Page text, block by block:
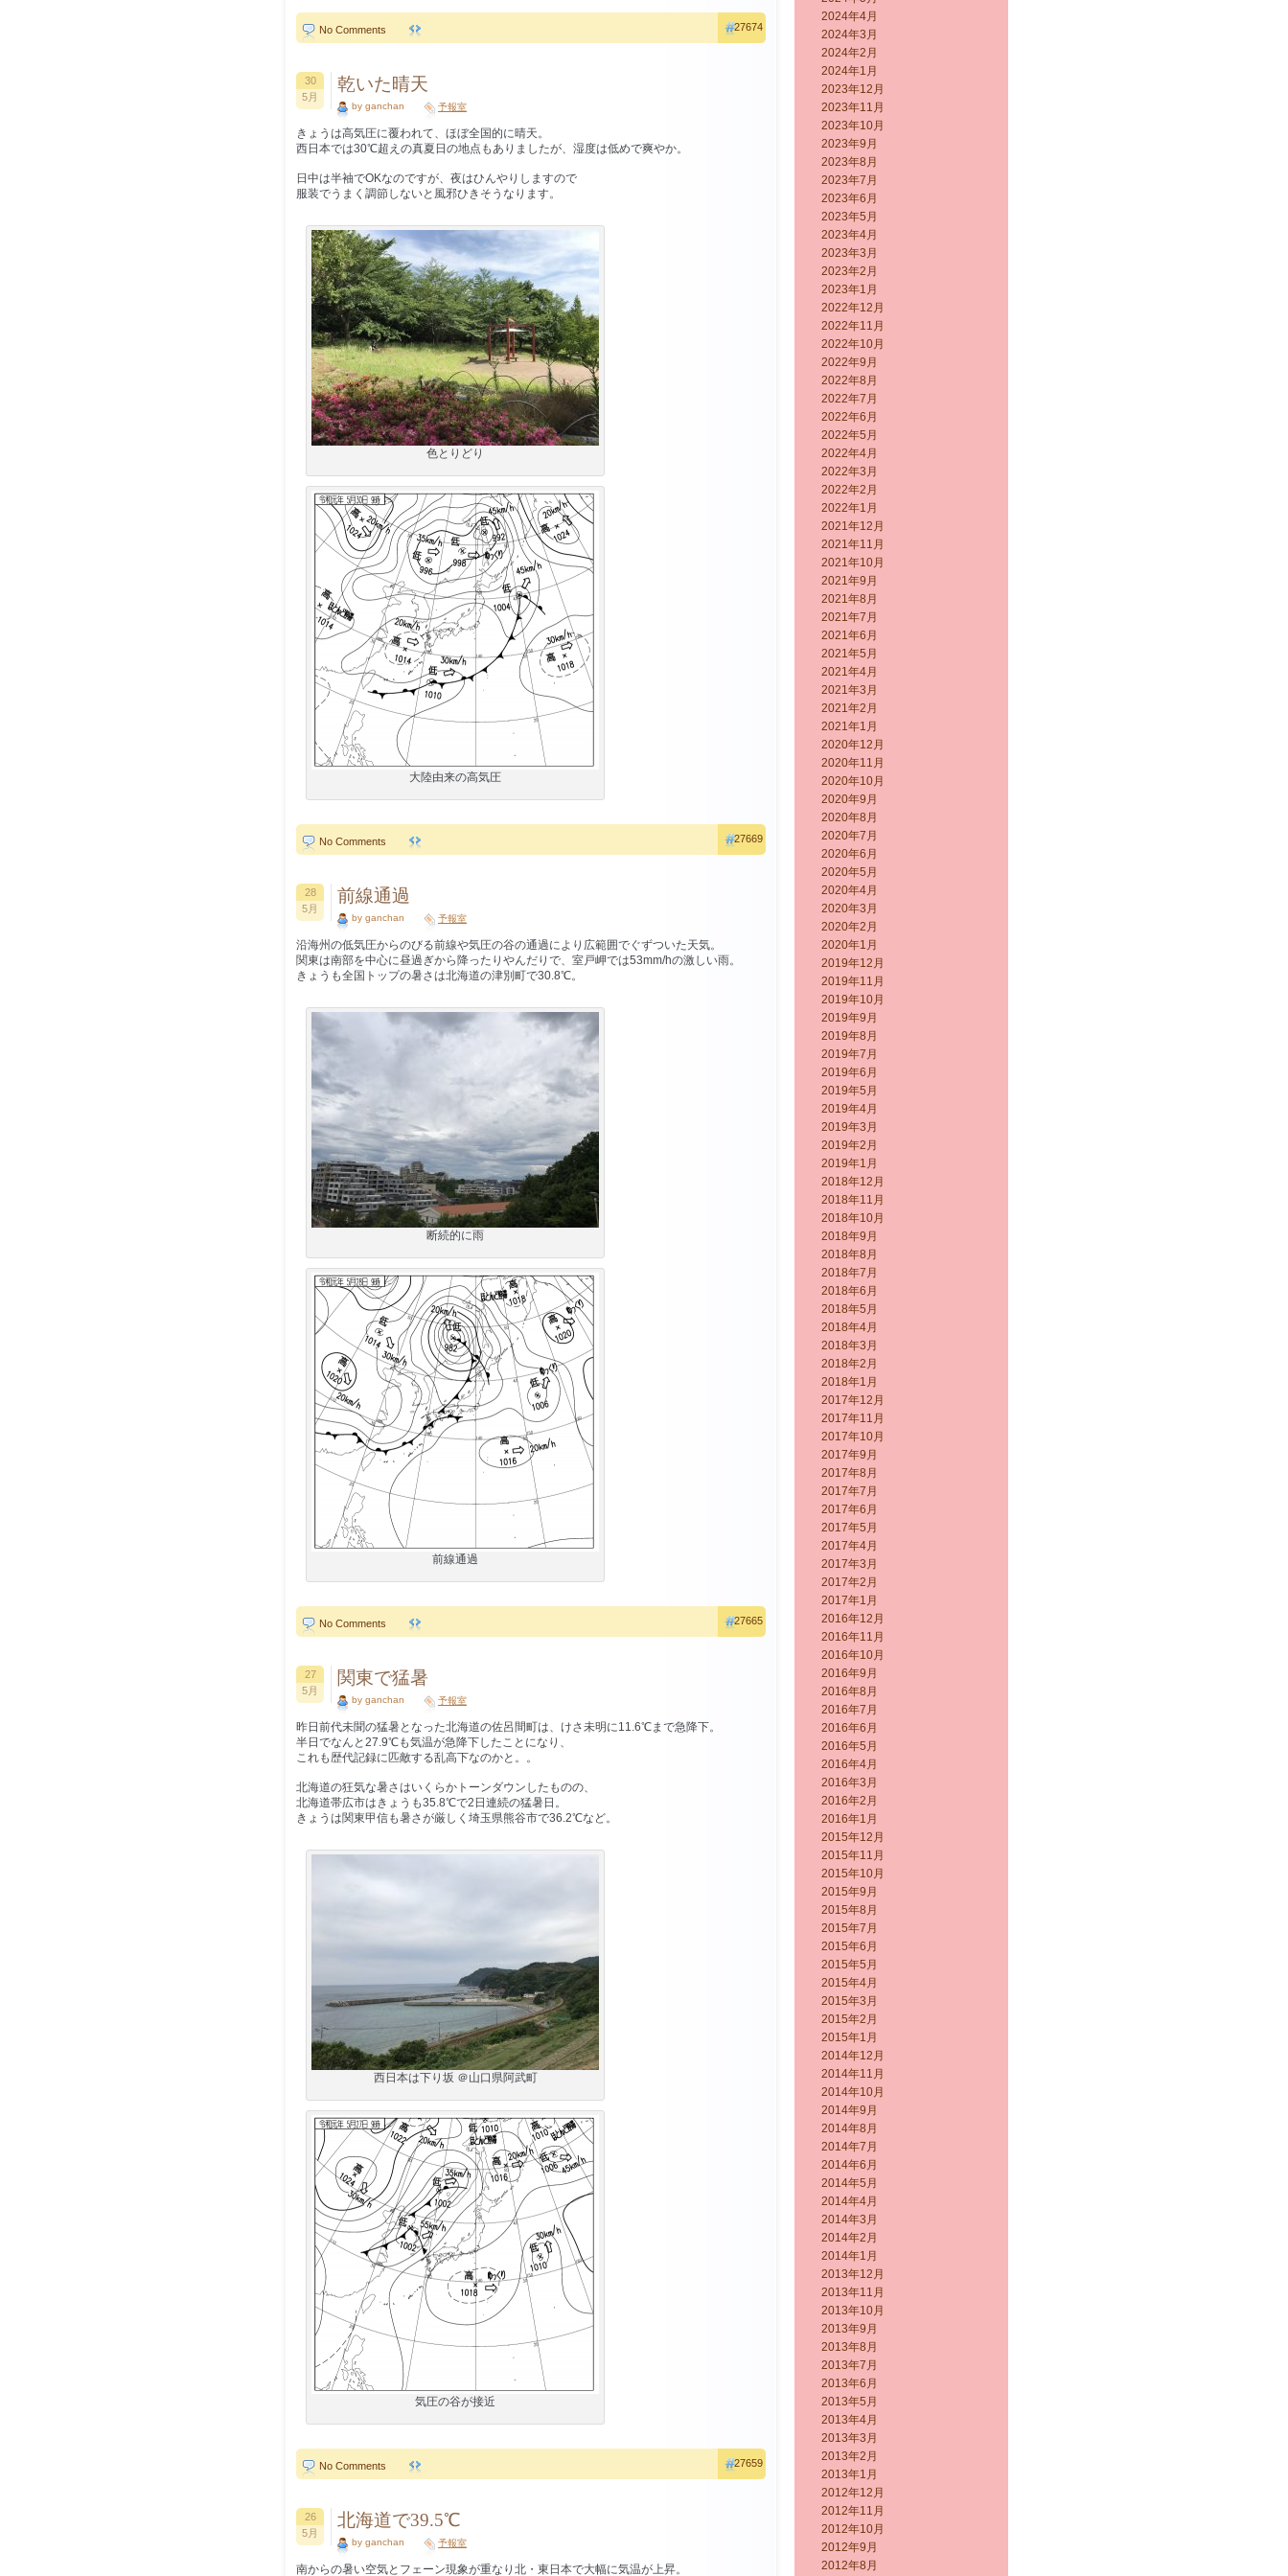
No Comments 27674
30
5月
乾いた晴天
by ganchan 予報室
きょうは高気圧に覆われて、ほぼ全国的に晴天。
西日本では30℃超えの真夏日の地点もありましたが、湿度は低めで爽やか。
日中は半袖でOKなのですが、夜はひんやりしますので
服装でうまく調節しないと風邪ひきそうなります。
色とりどり
大陸由来の高気圧
No Comments 27669
28
5月
前線通過
by ganchan 予報室
沿海州の低気圧からのびる前線や気圧の谷の通過により広範囲でぐずついた天気。
関東は南部を中心に昼過ぎから降ったりやんだりで、室戸岬では53mm/hの激しい雨。
きょうも全国トップの暑さは北海道の津別町で30.8℃。
断続的に雨
前線通過
No Comments 27665
27
5月
関東で猛暑
by ganchan 予報室
昨日前代未聞の猛暑となった北海道の佐呂間町は、けさ未明に11.6℃まで急降下。
半日でなんと27.9℃も気温が急降下したことになり、
これも歴代記録に匹敵する乱高下なのかと。。
北海道の狂気な暑さはいくらかトーンダウンしたものの、
北海道帯広市はきょうも35.8℃で2日連続の猛暑日。
きょうは関東甲信も暑さが厳しく埼玉県熊谷市で36.2℃など。
西日本は下り坂 ＠山口県阿武町
気圧の谷が接近
No Comments 27659
26
5月
北海道で39.5℃
by ganchan 予報室
南からの暑い空気とフェーン現象が重なり北・東日本で大幅に気温が上昇。
2024年4月
2024年3月
2024年2月
2024年1月
2023年12月
2023年11月
2023年10月
2023年9月
2023年8月
2023年7月
2023年6月
2023年5月
2023年4月
2023年3月
2023年2月
2023年1月
2022年12月
2022年11月
2022年10月
2022年9月
2022年8月
2022年7月
2022年6月
2022年5月
2022年4月
2022年3月
2022年2月
2022年1月
2021年12月
2021年11月
2021年10月
2021年9月
2021年8月
2021年7月
2021年6月
2021年5月
2021年4月
2021年3月
2021年2月
2021年1月
2020年12月
2020年11月
2020年10月
2020年9月
2020年8月
2020年7月
2020年6月
2020年5月
2020年4月
2020年3月
2020年2月
2020年1月
2019年12月
2019年11月
2019年10月
2019年9月
2019年8月
2019年7月
2019年6月
2019年5月
2019年4月
2019年3月
2019年2月
2019年1月
2018年12月
2018年11月
2018年10月
2018年9月
2018年8月
2018年7月
2018年6月
2018年5月
2018年4月
2018年3月
2018年2月
2018年1月
2017年12月
2017年11月
2017年10月
2017年9月
2017年8月
2017年7月
2017年6月
2017年5月
2017年4月
2017年3月
2017年2月
2017年1月
2016年12月
2016年11月
2016年10月
2016年9月
2016年8月
2016年7月
2016年6月
2016年5月
2016年4月
2016年3月
2016年2月
2016年1月
2015年12月
2015年11月
2015年10月
2015年9月
2015年8月
2015年7月
2015年6月
2015年5月
2015年4月
2015年3月
2015年2月
2015年1月
2014年12月
2014年11月
2014年10月
2014年9月
2014年8月
2014年7月
2014年6月
2014年5月
2014年4月
2014年3月
2014年2月
2014年1月
2013年12月
2013年11月
2013年10月
2013年9月
2013年8月
2013年7月
2013年6月
2013年5月
2013年4月
2013年3月
2013年2月
2013年1月
2012年12月
2012年11月
2012年10月
2012年9月
2012年8月